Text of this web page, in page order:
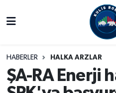
HABERLER HALKA ARZLAR
ŞA-RA Enerji
Kulis Haber
Süper Lig Puan